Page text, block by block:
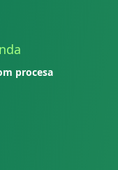
procesa